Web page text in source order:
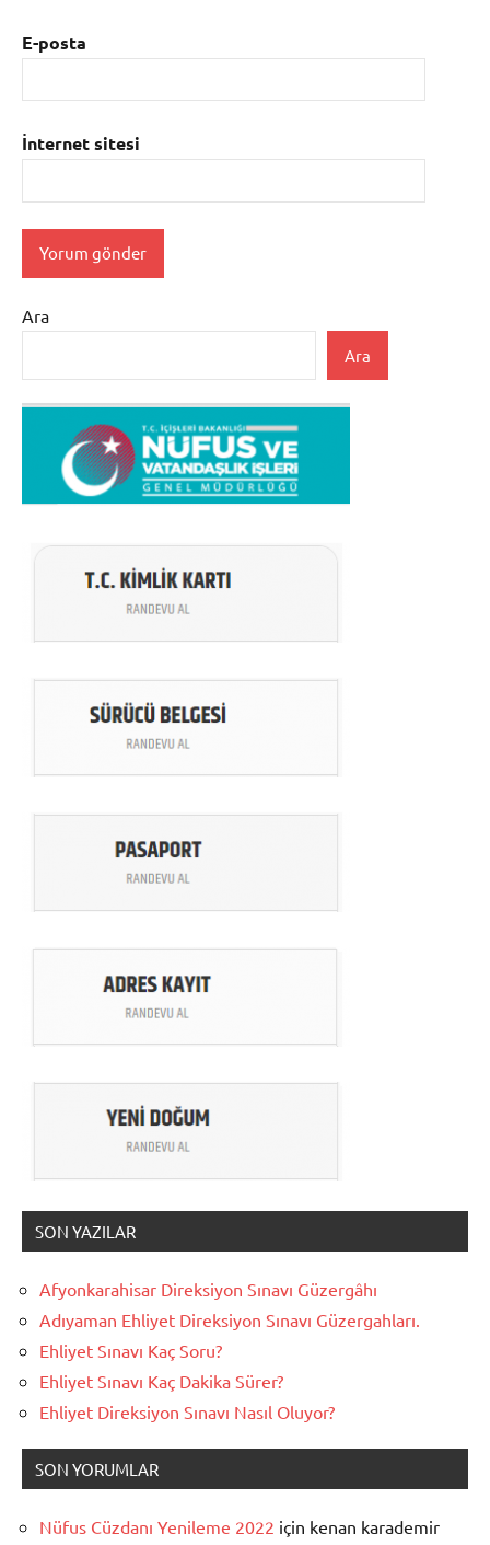
E-posta
İnternet sitesi
Ara
Ara
SON YAZILAR
Afyonkarahisar Direksiyon Sınavı Güzergâhı
Adıyaman Ehliyet Direksiyon Sınavı Güzergahları.
Ehliyet Sınavı Kaç Soru?
Ehliyet Sınavı Kaç Dakika Sürer?
Ehliyet Direksiyon Sınavı Nasıl Oluyor?
SON YORUMLAR
Nüfus Cüzdanı Yenileme 2022 için kenan karademir